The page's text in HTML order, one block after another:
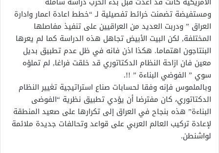
ومستفيضة تضمنت خرائط تفصيلية لـ “خطط اعادة اعمار وادارة
العراق ” ودربت العديد من العراقيين على تنفيذ مفاصلها
المختلفة‏,‏ لكن البيت الأبيض تجاهل هذه الدراسة كما لم يعرها
البنتاجون اهتماما‏.‏ هكذا اذن فانه في ظل عدم تطبيق بديل
معين فان ازاحة النظام الدكتاتوري قد خلقت فراغا‏,‏ لم تملؤه
سوي ” الفوضي البناءة ” !!‏.‏
وبالملموس فإنه وفقا لحسابات صناع استراتيجية تغيير النظام
الدكتاتوري، كان مفترضا أن يؤدي تطبيق نظرية “الفوضى
البناءة” هذه بنجاح في العراق إلى تكرارها على صعيد المنطقة
لإعادة تركيب العالم العربي على قواعد وتحالفات جديدة ملائمة
لواشنطن.